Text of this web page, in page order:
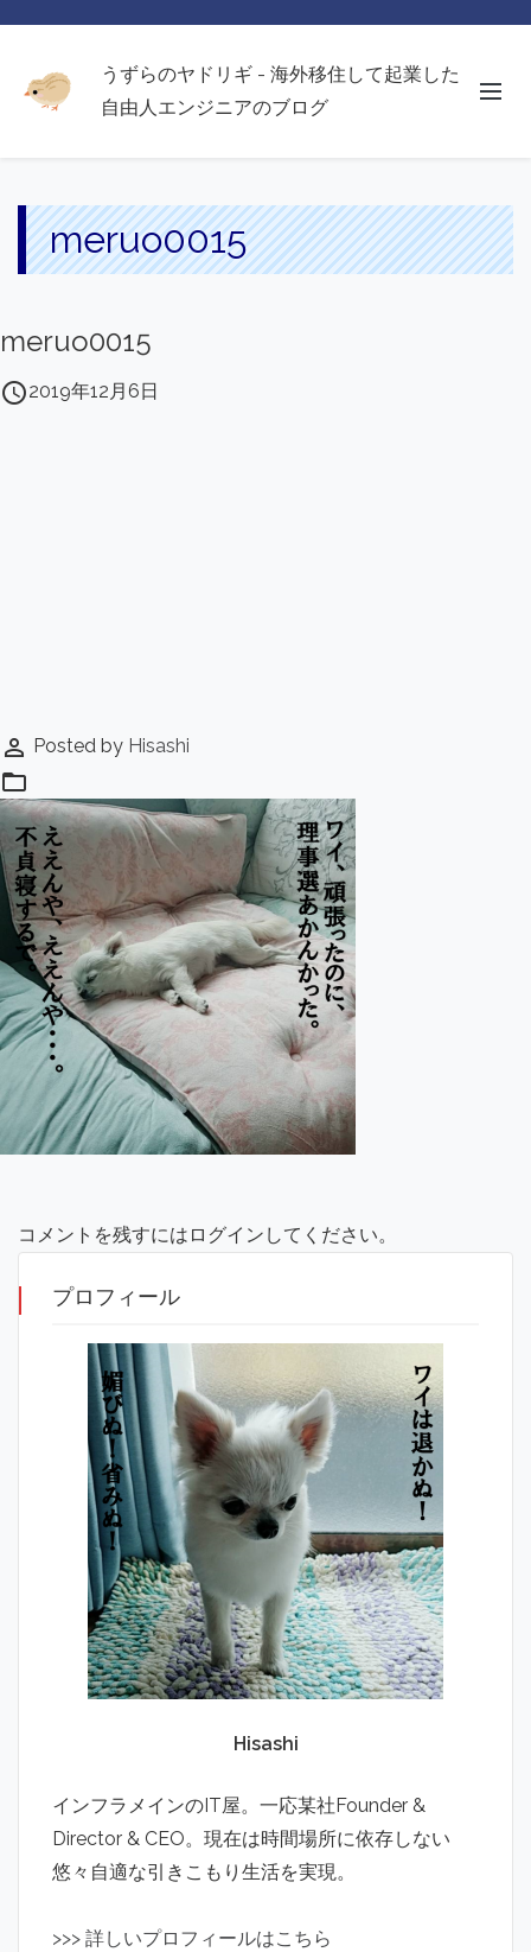
うずらのヤドリギ - 海外移住して起業した
自由人エンジニアのブログ
meruo0015
meruo0015
access_time2019年12月6日
perm_identity Posted by Hisashi
folder_open
コメントを残すにはログインしてください。
プロフィール
Hisashi
インフラメインのIT屋。一応某社Founder &
Director & CEO。現在は時間場所に依存しない
悠々自適な引きこもり生活を実現。
>>> 詳しいプロフィールはこちら